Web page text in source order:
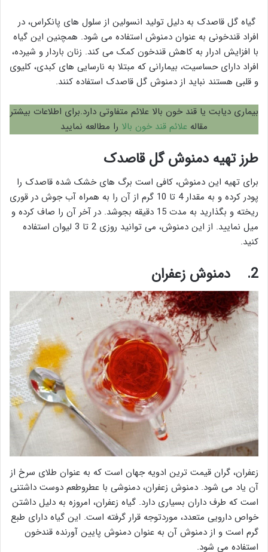
گیاه گل قاصدک به دلیل تولید انسولین از سلول های پانکراس، در
افراد قندخونی به عنوان دمنوش استفاده می شود. همچنین این گیاه
با افزایش ادرار به کاهش قندخون کمک می کند. زنان باردار و شیرده،
افراد دارای حساسیت، بیمارانی که مبتلا به نارسایی های کبدی، کلیوی
و قلبی هستند نباید از دمنوش گل قاصدک استفاده کنند.
بیماری دیابت یا قند خون بالا علائم متفاوتی دارد.برای اطلاعات بیشتر
مقاله علائم قند خون بالا را مطالعه نمایید
طرز تهیه دمنوش گل قاصدک
برای تهیه این دمنوش، کافی است برگ های خشک شده قاصدک را
پودر کرده و به مقدار 4 تا 10 گرم از آن را به همراه آب جوش در قوری
ریخته و بگذارید به مدت 15 دقیقه بجوشد. در آخر آن را صاف کرده و
میل نمایید. از این دمنوش، می توانید روزی 2 تا 3 لیوان استفاده
کنید.
2. دمنوش زعفران
زعفران، گران قیمت ترین ادویه جهان است که به عنوان طلای سرخ از
آن یاد می شود. دمنوش زعفران، دمنوشی با عطروطعم دوست داشتنی
است که طرف داران بسیاری دارد. گیاه زعفران، امروزه به دلیل داشتن
خواص دارویی متعدد، موردتوجه قرار گرفته است. این گیاه دارای طبع
گرم است و از دمنوش آن به عنوان دمنوش پایین آورنده قندخون
استفاده می شود.